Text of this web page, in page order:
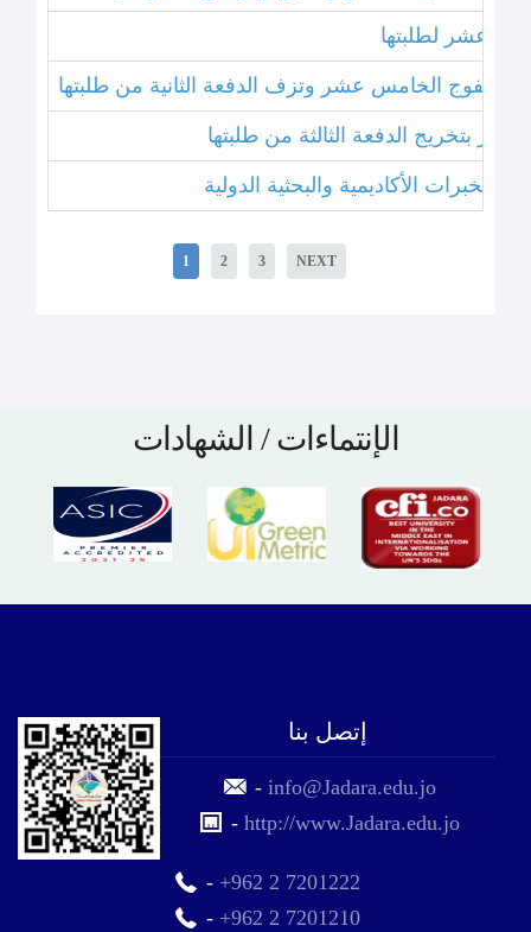
عشر لطلبتها
الفوج الخامس عشر وتزف الدفعة الثانية من طلبتها
بتخريج الدفعة الثالثة من طلبتها
1 2 3 NEXT
الإنتماءات / الشهادات
إتصل بنا
-info@Jadara.edu.jo
-http://www.Jadara.edu.jo
- +962 2 7201222
- +962 2 7201210